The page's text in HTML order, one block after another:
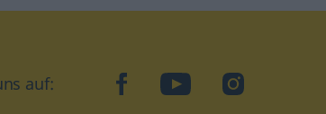
auf: facebookYouTubeInstagram